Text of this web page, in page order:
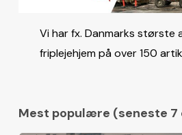
Vi har fx. Danmarks største
friplejehjem på over 150
Mest populære (seneste 7